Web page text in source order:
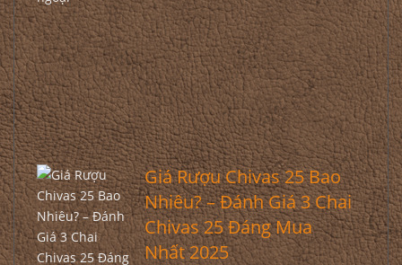
Giá Rượu Chivas 25 Bao
Nhiêu? – Đánh Giá 3 Chai
Chivas 25 Đáng Mua
Nhất 2025